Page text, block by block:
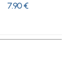
7.90 €